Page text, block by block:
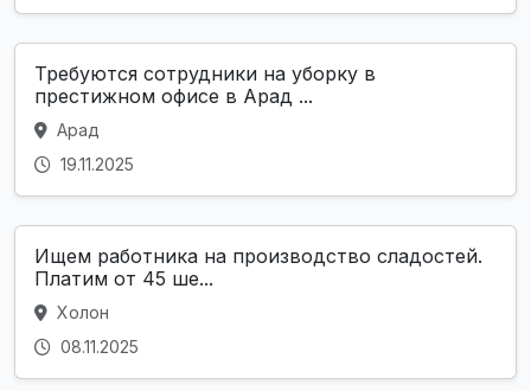
Требуются сотрудники на уборку в
престижном офисе в Арад ...
Арад
19.11.2025
Ищем работника на производство сладостей.
Платим от 45 ше...
Холон
08.11.2025